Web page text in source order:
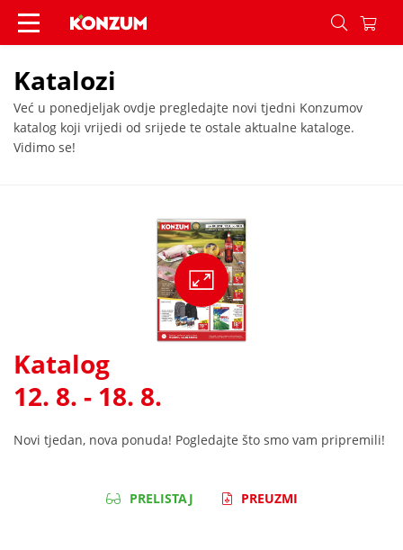
Katalozi - Konzum
Katalozi
Već u ponedjeljak ovdje pregledajte novi tjedni Konzumov
katalog koji vrijedi od srijede te ostale aktualne kataloge.
Vidimo se!
Katalog
12. 8. - 18. 8.
Novi tjedan, nova ponuda! Pogledajte što smo vam pripremili!
PRELISTAJ PREUZMI